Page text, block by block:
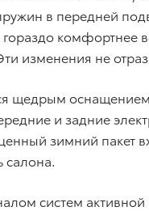
в передней
комфортнее
изменения не
щедрым
и задние
зимний
салона.
систем